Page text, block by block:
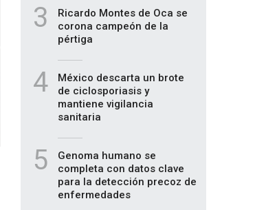
3
Ricardo Montes de Oca se
corona campeón de la
pértiga
4
México descarta un brote
de ciclosporiasis y
mantiene vigilancia
sanitaria
5
Genoma humano se
completa con datos clave
para la detección precoz de
enfermedades